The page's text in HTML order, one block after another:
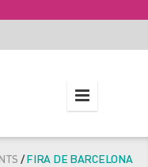
/FIRA DE BARCELONA